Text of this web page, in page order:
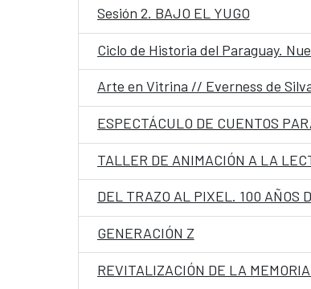
Sesión 2. BAJO EL YUGO
Ciclo de Historia del Paraguay.
Arte en Vitrina // Everness de
ESPECTÁCULO DE CUENTOS
TALLER DE ANIMACIÓN A LA
DEL TRAZO AL PIXEL. 100 AÑOS
GENERACIÓN Z
REVITALIZACIÓN DE LA